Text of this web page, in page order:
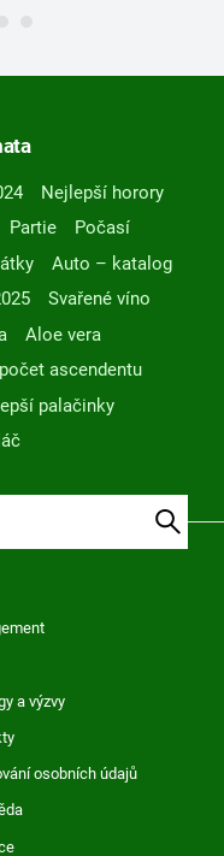
Nejlepší horory
Partie
Počasí
Auto – katalog
Svařené víno
Aloe vera
ascendentu
palačinky
a výzvy
osobních údajů